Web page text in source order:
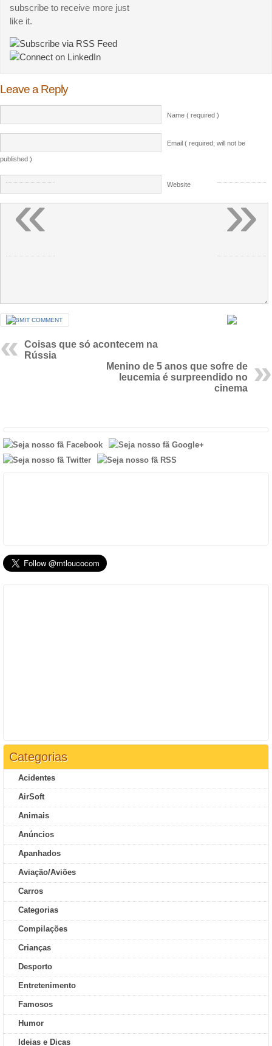
subscribe to receive more just
like it.
Leave a Reply
Name ( required )
Email ( required; will not be
published )
Website
Coisas que só acontecem na
Rússia
Menino de 5 anos que sofre de
leucemia é surpreendido no
cinema
Categorias
Acidentes
AirSoft
Animais
Anúncios
Apanhados
Aviação/Aviões
Carros
Categorias
Compilações
Crianças
Desporto
Entretenimento
Famosos
Humor
Ideias e Dicas
»
«